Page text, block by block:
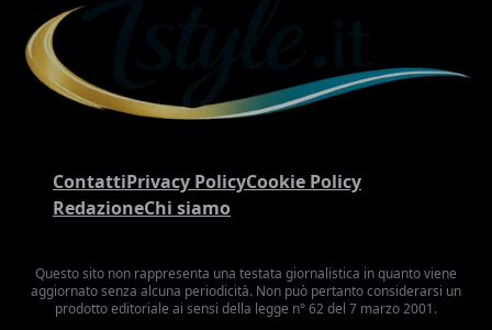
ContattiPrivacy PolicyCookie Policy
RedazioneChi siamo
Questo sito non rappresenta una testata giornalistica in quanto viene
aggiornato senza alcuna periodicità. Non può pertanto considerarsi un
prodotto editoriale ai sensi della legge n° 62 del 7 marzo 2001.